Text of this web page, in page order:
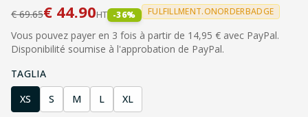
€69.65€ 44.90HT -36% FULFILLMENT.ONORDERBADGE
Vous pouvez payer en 3 fois à partir de 14,95 € avec PayPal.
Disponibilité soumise à l'approbation de PayPal.
TAGLIA
XS
S M L XL